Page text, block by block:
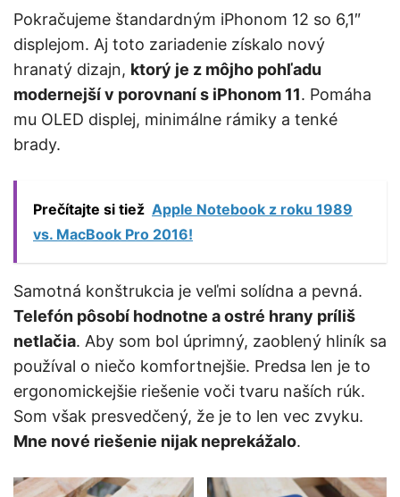
Pokračujeme štandardným iPhonom 12 so 6,1″
displejom. Aj toto zariadenie získalo nový
hranatý dizajn, ktorý je z môjho pohľadu
modernejší v porovnaní s iPhonom 11. Pomáha
mu OLED displej, minimálne rámiky a tenké
brady.
Prečítajte si tiež Apple Notebook z roku 1989
vs. MacBook Pro 2016!
Samotná konštrukcia je veľmi solídna a pevná.
Telefón pôsobí hodnotne a ostré hrany príliš
netlačia. Aby som bol úprimný, zaoblený hliník sa
používal o niečo komfortnejšie. Predsa len je to
ergonomickejšie riešenie voči tvaru naších rúk.
Som však presvedčený, že je to len vec zvyku.
Mne nové riešenie nijak neprekážalo.